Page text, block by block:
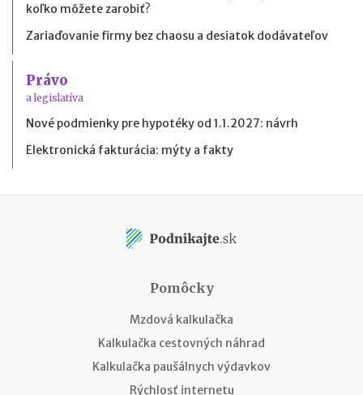
koľko môžete zarobiť?
Zariaďovanie firmy bez chaosu a desiatok dodávateľov
Právo
a legislatíva
Nové podmienky pre hypotéky od 1.1.2027: návrh
Elektronická fakturácia: mýty a fakty
Pomôcky
Mzdová kalkulačka
Kalkulačka cestovných náhrad
Kalkulačka paušálnych výdavkov
Rýchlosť internetu